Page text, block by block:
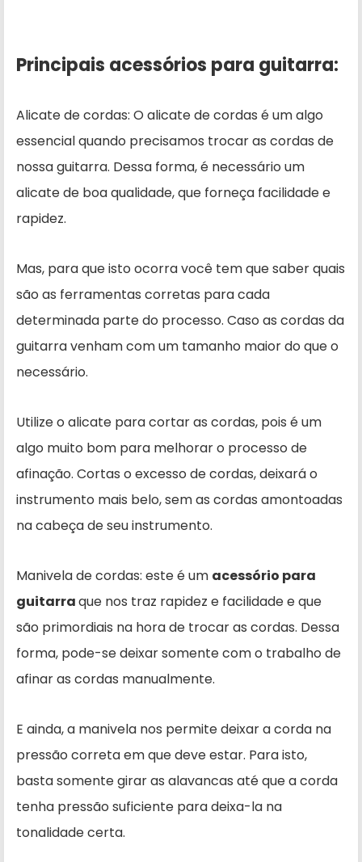
Principais acessórios para guitarra:
Alicate de cordas: O alicate de cordas é um algo
essencial quando precisamos trocar as cordas de
nossa guitarra. Dessa forma, é necessário um
alicate de boa qualidade, que forneça facilidade e
rapidez.
Mas, para que isto ocorra você tem que saber quais
são as ferramentas corretas para cada
determinada parte do processo. Caso as cordas da
guitarra venham com um tamanho maior do que o
necessário.
Utilize o alicate para cortar as cordas, pois é um
algo muito bom para melhorar o processo de
afinação. Cortas o excesso de cordas, deixará o
instrumento mais belo, sem as cordas amontoadas
na cabeça de seu instrumento.
Manivela de cordas: este é um acessório para
guitarraque nos traz rapidez e facilidade e que
são primordiais na hora de trocar as cordas. Dessa
forma, pode-se deixar somente com o trabalho de
afinar as cordas manualmente.
E ainda, a manivela nos permite deixar a corda na
pressão correta em que deve estar. Para isto,
basta somente girar as alavancas até que a corda
tenha pressão suficiente para deixa-la na
tonalidade certa.